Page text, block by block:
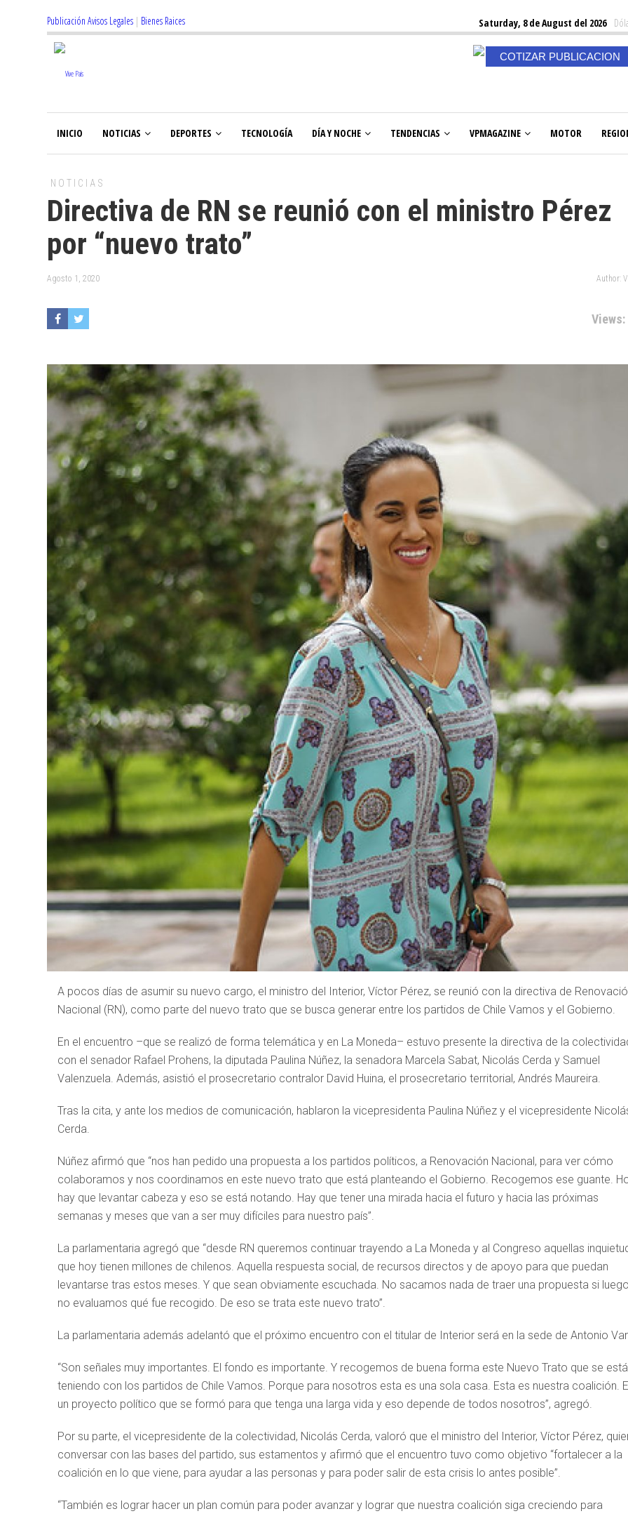
Publicación Avisos Legales | Bienes Raices Saturday, 8 de August del 2026
COTIZAR PUBLICACION
INICIO NOTICIAS DEPORTES TECNOLOGÍA DÍA Y NOCHE TENDENCIAS VPMAGAZINE MOTOR
NOTICIAS
Directiva de RN se reunió con el ministro Pérez
por “nuevo trato”
Agosto 1, 2020 Author:
Views:
A pocos días de asumir su nuevo cargo, el ministro del Interior, Víctor Pérez, se reunió con la directiva de
Nacional (RN), como parte del nuevo trato que se busca generar entre los partidos de Chile Vamos y el Gobierno.
En el encuentro –que se realizó de forma telemática y en La Moneda– estuvo presente la directiva de la
con el senador Rafael Prohens, la diputada Paulina Núñez, la senadora Marcela Sabat, Nicolás Cerda y Samuel
Valenzuela. Además, asistió el prosecretario contralor David Huina, el prosecretario territorial, Andrés Maureira.
Tras la cita, y ante los medios de comunicación, hablaron la vicepresidenta Paulina Núñez y el vicepresidente
Cerda.
Núñez afirmó que “nos han pedido una propuesta a los partidos políticos, a Renovación Nacional, para ver cómo
colaboramos y nos coordinamos en este nuevo trato que está planteando el Gobierno. Recogemos ese guante.
hay que levantar cabeza y eso se está notando. Hay que tener una mirada hacia el futuro y hacia las próximas
semanas y meses que van a ser muy difíciles para nuestro país”.
La parlamentaria agregó que “desde RN queremos continuar trayendo a La Moneda y al Congreso aquellas
que hoy tienen millones de chilenos. Aquella respuesta social, de recursos directos y de apoyo para que puedan
levantarse tras estos meses. Y que sean obviamente escuchada. No sacamos nada de traer una propuesta si
no evaluamos qué fue recogido. De eso se trata este nuevo trato”.
La parlamentaria además adelantó que el próximo encuentro con el titular de Interior será en la sede de Antonio
“Son señales muy importantes. El fondo es importante. Y recogemos de buena forma este Nuevo Trato que se está
teniendo con los partidos de Chile Vamos. Porque para nosotros esta es una sola casa. Esta es nuestra coalición.
un proyecto político que se formó para que tenga una larga vida y eso depende de todos nosotros”, agregó.
Por su parte, el vicepresidente de la colectividad, Nicolás Cerda, valoró que el ministro del Interior, Víctor Pérez,
conversar con las bases del partido, sus estamentos y afirmó que el encuentro tuvo como objetivo “fortalecer a la
coalición en lo que viene, para ayudar a las personas y para poder salir de esta crisis lo antes posible”.
“También es lograr hacer un plan común para poder avanzar y lograr que nuestra coalición siga creciendo para